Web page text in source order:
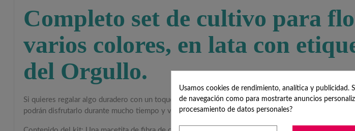
Completo set de cultivo para
varios colores, en lata con
del Orgullo.
Si quieres regalar algo duradero con un toque DIY, este obsequio para el Día del Orgullo es ideal.
podrán disfrutarlo durante mucho tiempo y verlas crecer.
Usamos cookies de rendimiento, analítica y publicidad.
de navegación como para mostrarte anuncios
procesamiento de datos personales?